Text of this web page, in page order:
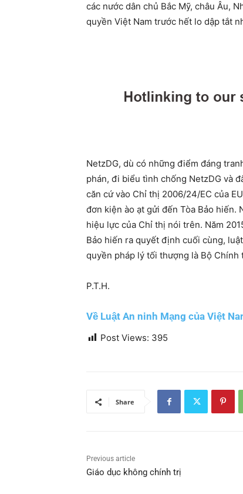
các nước dân chủ Bắc Mỹ, châu Âu,
quyền Việt Nam trước hết lo dập tắt
NetzDG, dù có những điểm đáng
phán, đi biểu tình chống NetzDG và
căn cứ vào Chỉ thị 2006/24/EC của
đơn kiện ào ạt gửi đến Tòa Bảo hiến.
hiệu lực của Chỉ thị nói trên. Năm
Bảo hiến ra quyết định cuối cùng,
quyền pháp lý tối thượng là Bộ Chính
P.T.H.
Về Luật An ninh Mạng của Việt
Post Views: 395
Share
Previous article
Giáo dục không chính trị